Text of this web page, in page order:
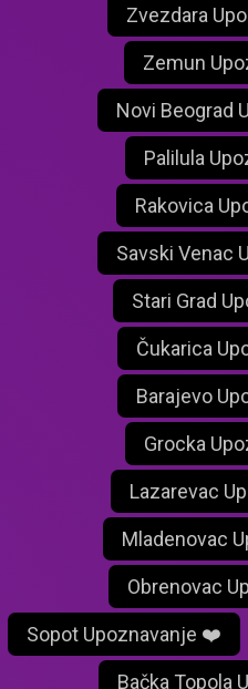
Zvezdara
Zemun
Novi Beograd
Palilula
Rakovica
Savski Venac
Stari Grad
Čukarica
Barajevo
Grocka
Lazarevac
Mladenovac
Obrenovac
Sopot Upoznavanje ❤️
Bačka Topola